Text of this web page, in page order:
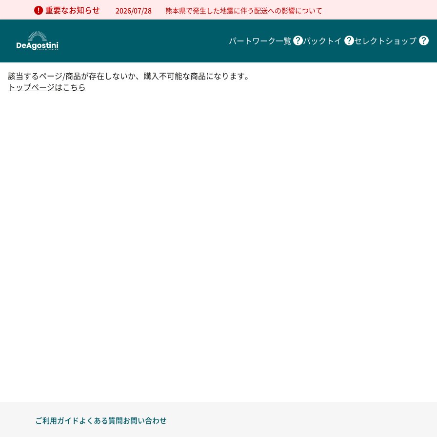
2026/07/28
重要なお知らせ 熊本県で発生した地震に伴う配送への影響について
パートワーク一覧 パックトイ セレクトショップ
該当するページ/商品が存在しないか、購入不可能な商品になります。
トップページはこちら
ご利用ガイドよくある質問お問い合わせ